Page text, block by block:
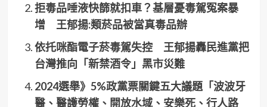
拒毒品唾液快篩就扣車？基層憂毒駕冤案暴
增 王郁揚:類菸品被當真毒品辦
依托咪酯電子菸毒駕失控 王郁揚轟民進黨把
台灣推向「新禁酒令」黑市災難
2024選舉》5%政黨票關鍵五大議題「波波牙
醫、醫護勞權、開放水域、安樂死、行人路